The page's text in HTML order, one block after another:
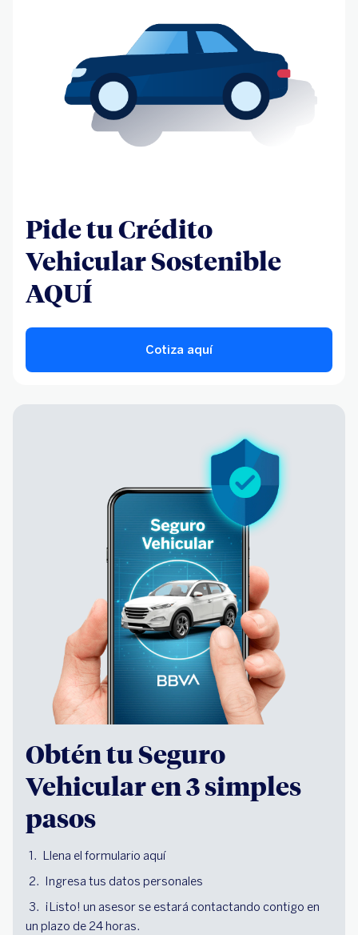
Pide tu Crédito
Vehicular Sostenible
AQUÍ
Cotiza aquí
Obtén tu Seguro
Vehicular en 3 simples
pasos
Llena el formulario aquí
Ingresa tus datos personales
¡Listo! un asesor se estará contactando contigo en
un plazo de 24 horas.